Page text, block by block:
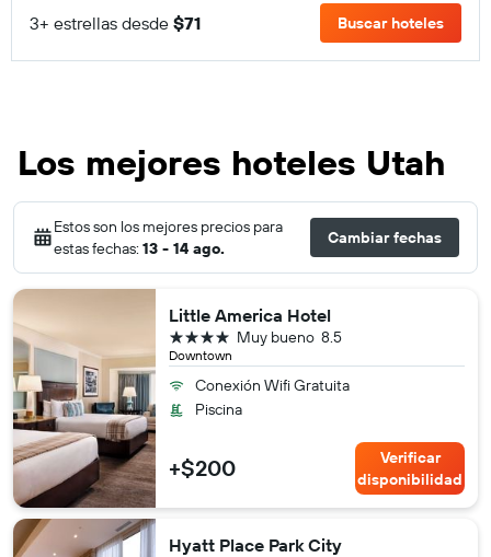
3+ estrellas desde $71 Buscar hoteles
Los mejores hoteles Utah
Estos son los mejores precios para
estas fechas: 13 - 14 ago.
Cambiar fechas
Little America Hotel
Downtown
8.5
Muy bueno
4 estrellas
Conexión Wifi Gratuita
Piscina
+$200
Verificar
disponibilidad
Hyatt Place Park City